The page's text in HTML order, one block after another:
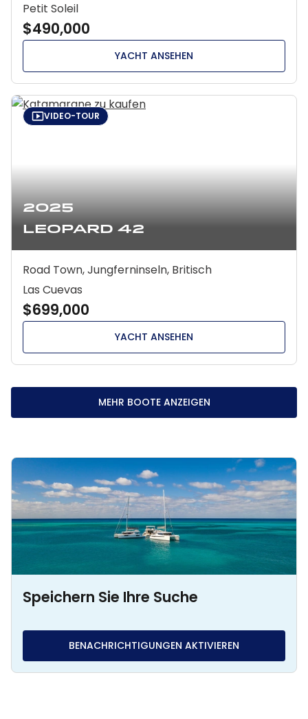
Petit Soleil
$490,000
YACHT ANSEHEN
2025
Leopard 42
VIDEO-TOUR
Road Town, Jungferninseln, Britisch
Las Cuevas
$699,000
YACHT ANSEHEN
MEHR BOOTE ANZEIGEN
Speichern Sie Ihre Suche
BENACHRICHTIGUNGEN AKTIVIEREN